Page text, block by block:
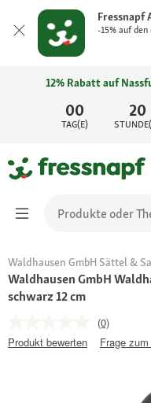
Fressnapf
-15% auf
00
TAG(E)
20
12% Rabatt auf
Waldhausen GmbH Sättel &
Waldhausen GmbH
schwarz 12 cm
(0)
Produkt bewerten
Frage